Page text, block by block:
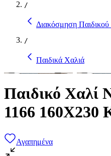
/
Διακόσμηση
/
Παιδικά Χαλιά
Παιδικό Χαλί
1166 160X230
Αγαπημένα